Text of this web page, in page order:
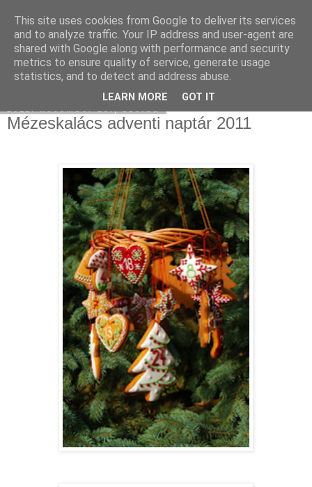
Moha Konyha
Mézeskalács adventi naptár 2011
This site uses cookies from Google to deliver its services
and to analyze traffic. Your IP address and user-agent are
shared with Google along with performance and security
metrics to ensure quality of service, generate usage
statistics, and to detect and address abuse.
LEARN MORE GOT IT